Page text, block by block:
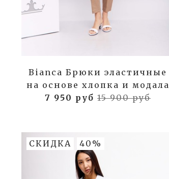
Bianca Брюки эластичные
на основе хлопка и модала
7 950 руб 15 900 руб
СКИДКА 40%